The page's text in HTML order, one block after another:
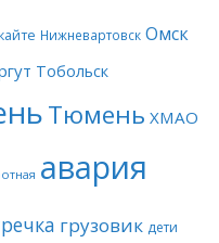
Нижневартовск Омск
Тобольск
Тюмень ХМАО
авария
грузовик дети